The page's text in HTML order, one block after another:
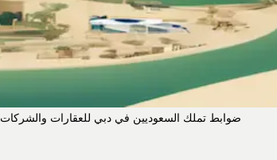
ضوابط تملك السعوديين في دبي للعقارات والشركات